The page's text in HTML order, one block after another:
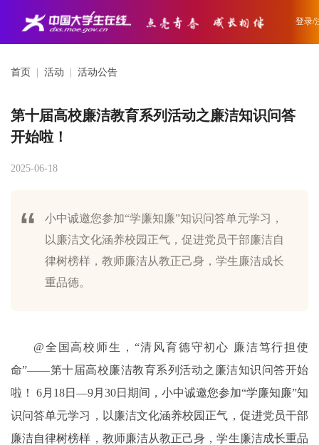
登录/
首页 活动 活动公告
第十届高校廉洁教育系列活动之廉洁知识问答
开始啦！
2025-06-18
小中诚邀您参加“学廉知廉”知识问答单元学习，
以廉洁文化涵养校园正气，促进党员干部廉洁自
律树榜样，教师廉洁从教正己身，学生廉洁成长
重品德。
@全国高校师生，“清风育德守初心 廉洁笃行担使
命”——第十届高校廉洁教育系列活动之廉洁知识问答开始
啦！
6月18日—9月 30日期间，小中诚邀您参加“学廉知廉”知
识问答单元学习，以廉洁文化涵养校园正气，促进党员干部
廉洁自律树榜样，教师廉洁从教正己身，学生廉洁成长重品